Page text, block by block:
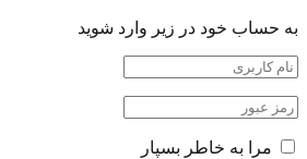
به حساب خود در زیر وارد شوید
مرا به خاطر بسپار